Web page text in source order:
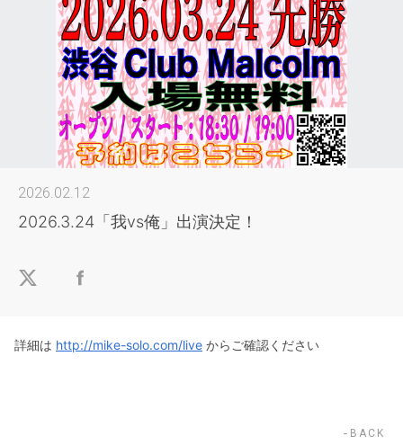
2026.02.12
2026.3.24「我vs俺」出演決定！
詳細は http://mike-solo.com/live からご確認ください
BACK